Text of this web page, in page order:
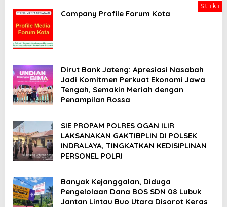
Company Profile Forum Kota
Stiki
Dirut Bank Jateng: Apresiasi Nasabah
Jadi Komitmen Perkuat Ekonomi Jawa
Tengah, Semakin Meriah dengan
Penampilan Rossa
SIE PROPAM POLRES OGAN ILIR
LAKSANAKAN GAKTIBPLIN DI POLSEK
INDRALAYA, TINGKATKAN KEDISIPLINAN
PERSONEL POLRI
Banyak Kejanggalan, Diduga
Pengelolaan Dana BOS SDN 08 Lubuk
Jantan Lintau Buo Utara Disorot Keras